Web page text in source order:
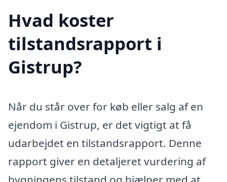
Hvad koster
tilstandsrapport i
Gistrup?
Når du står over for køb eller salg af en
ejendom i Gistrup, er det vigtigt at få
udarbejdet en tilstandsrapport. Denne
rapport giver en detaljeret vurdering af